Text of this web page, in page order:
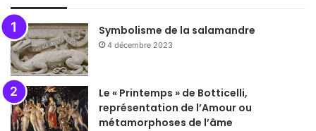
Symbolisme de la salamandre
4 décembre 2023
Le « Printemps » de Botticelli,
représentation de l’Amour ou
métamorphoses de l’âme